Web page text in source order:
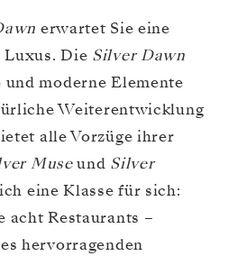
erwartet Sie eine
Luxus. Die Silver Dawn
moderne Elemente
Weiterentwicklung
alle Vorzüge ihrer
Museund Silver
eine Klasse für sich:
acht Restaurants –
hervorragenden